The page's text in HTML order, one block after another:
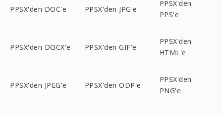
PPSX'den DOC'e PPSX'den JPG'e
PPSX'den
PPS'e
PPSX'den DOCX'e PPSX'den GIF'e
PPSX'den
HTML'e
PPSX'den JPEG'e PPSX'den ODP'e
PPSX'den
PNG'e